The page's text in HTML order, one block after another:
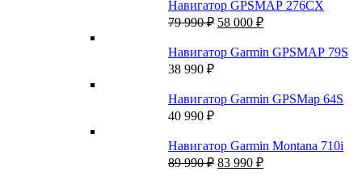
Навигатор GPSMAP 276CX
79 990₽ Первоначальная
составляла
79
58 000 ₽Текущая
58
Навигатор Garmin GPSMAP 79S
38 990 ₽
Навигатор Garmin GPSMap 64S
40 990 ₽
Навигатор Garmin Montana 710i
89 990₽ Первоначальная
83 990 ₽Текущая